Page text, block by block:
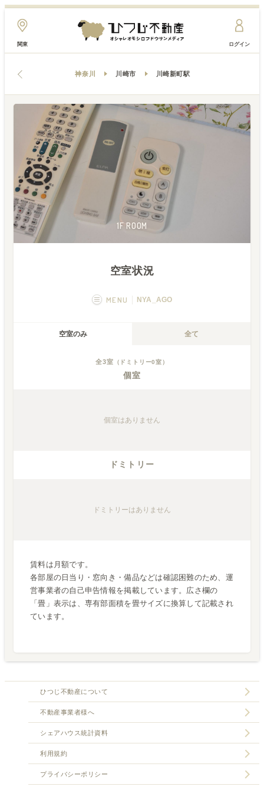
関東 ログイン
神奈川 川崎市 川崎新町駅
1F ROOM
1F ROOM
2F ROOM
1F ROOM
1F ROOM
1F ROOM
2F ROOM
1F ROOM
1F ROOM
1F ROOM
空室状況
MENU NYA_AGO
空室のみ 全て
全3室 （ドミトリー0室）
個室
個室はありません
ドミトリー
ドミトリーはありません
賃料は月額です。
各部屋の日当り・窓向き・備品などは確認困難のため、運
営事業者の自己申告情報を掲載しています。広さ欄の
「畳」表示は、専有部面積を畳サイズに換算して記載され
ています。
ひつじ不動産について
不動産事業者様へ
シェアハウス統計資料
利用規約
プライバシーポリシー